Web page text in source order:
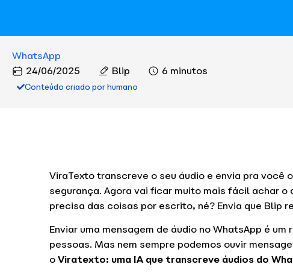
WhatsApp
24/06/2025
Blip 6 minutos
Conteúdo criado por humano
ViraTexto transcreve o seu áudio e envia pra
segurança. Agora vai ficar muito mais fácil achar o
precisa das coisas por escrito, né? Envia que Blip
Enviar uma mensagem de áudio no WhatsApp é
pessoas. Mas nem sempre podemos ouvir
oViratexto: uma IA que transcreve áudios do